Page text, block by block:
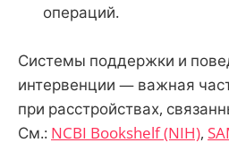
операций.
Системы поддержки и
интервенции — важная
при расстройствах,
См.: NCBI Bookshelf (NIH),